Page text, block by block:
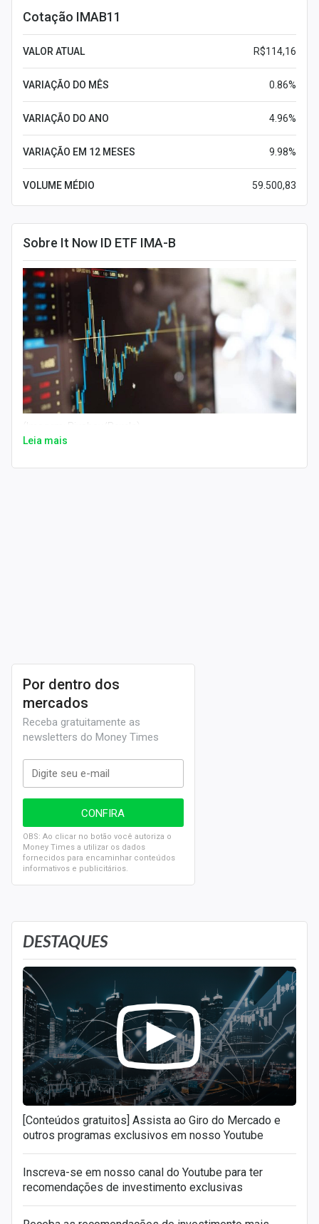
Cotação IMAB11
VALOR ATUAL R$114,16
VARIAÇÃO DO MÊS 0.86%
VARIAÇÃO DO ANO 4.96%
VARIAÇÃO EM 12 MESES 9.98%
VOLUME MÉDIO 59.500,83
Sobre It Now ID ETF IMA-B
(Imagem: Pixabay/Pexels)
Leia mais
DESTAQUES
[Conteúdos gratuitos] Assista ao Giro do Mercado e
outros programas exclusivos em nosso Youtube
Inscreva-se em nosso canal do Youtube para ter
recomendações de investimento exclusivas
Por dentro dos
mercados
Receba gratuitamente as
newsletters do Money Times
OBS: Ao clicar no botão você autoriza o
Money Times a utilizar os dados
fornecidos para encaminhar conteúdos
informativos e publicitários.